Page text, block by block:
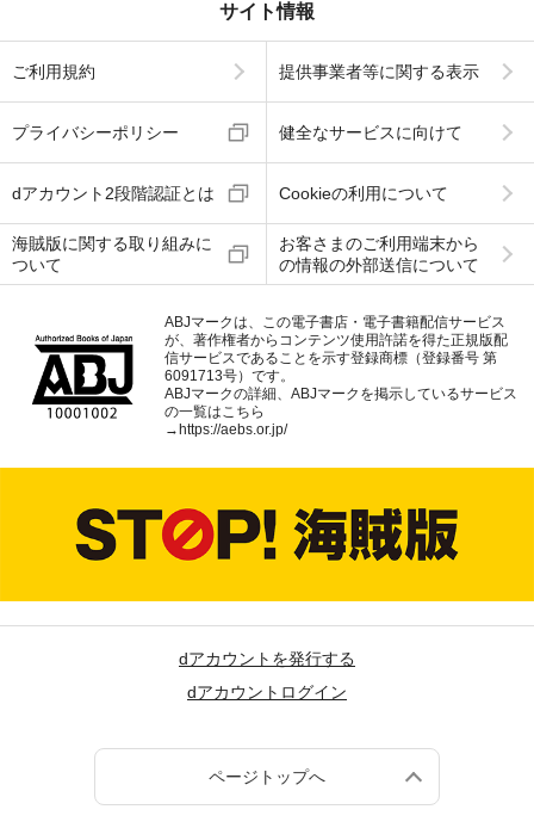
サイト情報
ご利用規約 提供事業者等に関する表示
プライバシーポリシー 健全なサービスに向けて
dアカウント2段階認証とは Cookieの利用について
海賊版に関する取り組みに
ついて
お客さまのご利用端末から
の情報の外部送信について
ABJマークは、この電子書店・電子書籍配信サービス
が、著作権者からコンテンツ使用許諾を得た正規版配
信サービスであることを示す登録商標（登録番号 第
6091713号）です。
ABJマークの詳細、ABJマークを掲示しているサービス
の一覧はこちら
→ https://aebs.or.jp/
dアカウントを発行する
dアカウントログイン
ページトップへ